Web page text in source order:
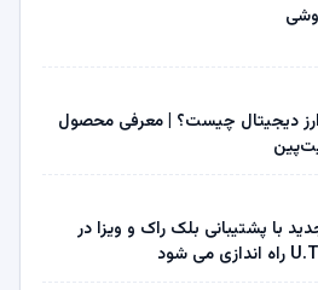
دیجیتال چیست؟ | معرفی محصول
با پشتیبانی بلک راک و ویزا در